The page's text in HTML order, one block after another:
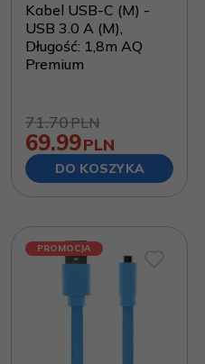
Kabel USB-C (M) -
USB 3.0 A (M),
Długość: 1,8m AQ
Premium
71.70PLN
69.99PLN
DO KOSZYKA
PROMOCJA